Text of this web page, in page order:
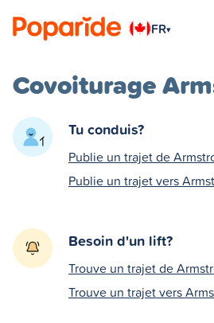
FR▾
Covoiturage
Tu conduis?
Publie un trajet de
Publie un trajet vers
Besoin d'un lift?
Trouve un trajet de
Trouve un trajet vers